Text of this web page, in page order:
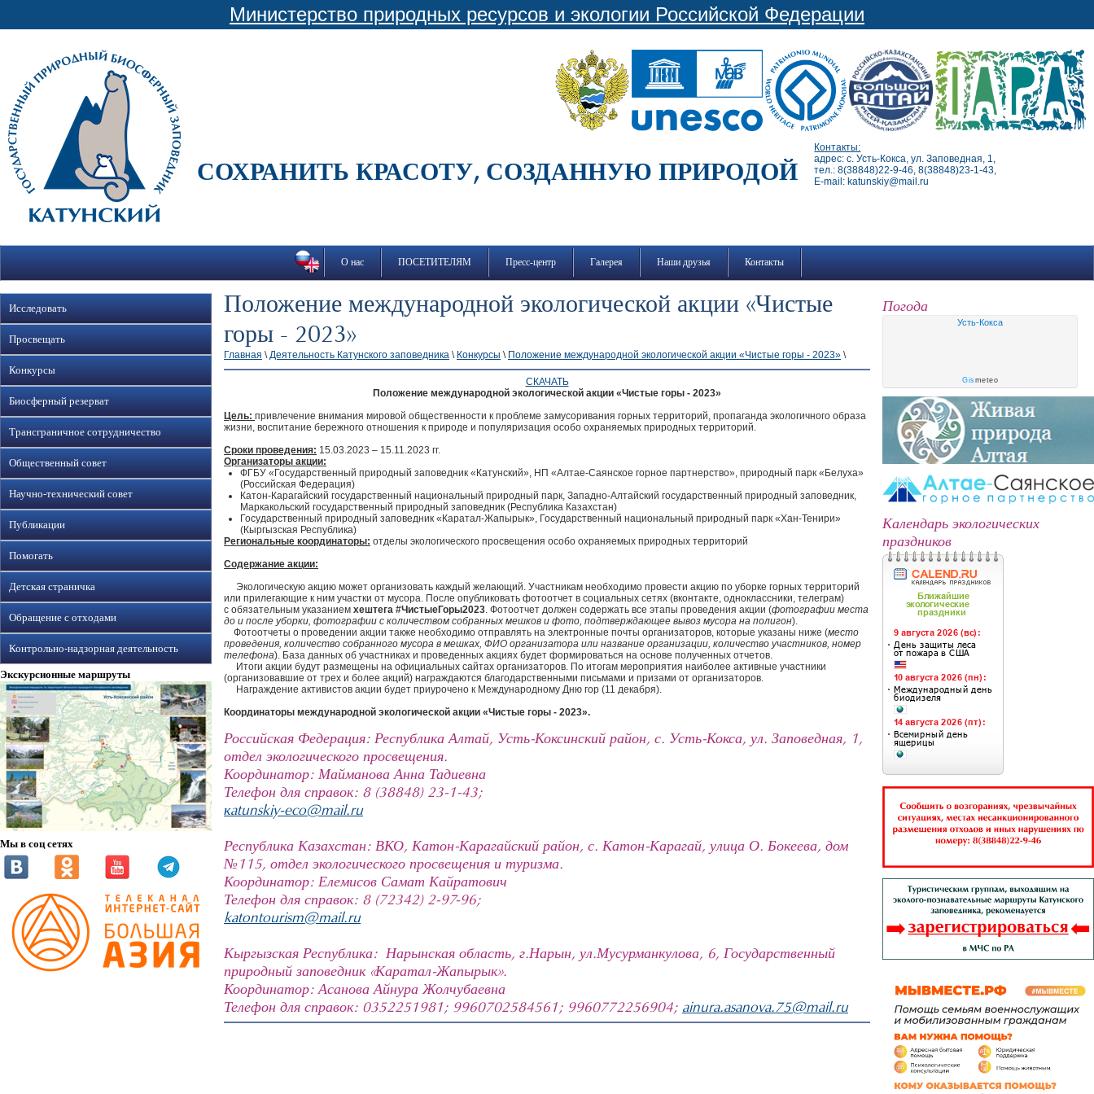
Министерство природных ресурсов и экологии Российской Федерации
СОХРАНИТЬ КРАСОТУ, СОЗДАННУЮ ПРИРОДОЙ
Контакты:
адрес: с. Усть-Кокса, ул. Заповедная, 1,
тел.: 8(38848)22-9-46, 8(38848)23-1-43,
E-mail: katunskiy@mail.ru
О нас ПОСЕТИТЕЛЯМ Пресс-центр Галерея Наши друзья Контакты
Погода
Усть-Кокса
Gismeteo
Календарь экологических
праздников
Исследовать
Просвещать
Конкурсы
Биосферный резерват
Трансграничное сотрудничество
Общественный совет
Научно-технический совет
Публикации
Помогать
Детская страничка
Обращение с отходами
Контрольно-надзорная деятельность
Экскурсионные маршруты
Мы в соц сетях
Положение международной экологической акции «Чистые
горы - 2023»
Главная \Деятельность Катунского заповедника \ Конкурсы \ Положение международной экологической акции «Чистые горы - 2023» \
СКАЧАТЬ
Положение международной экологической акции «Чистые горы - 2023»
Цель: привлечение внимания мировой общественности к проблеме замусоривания горных территорий, пропаганда экологичного образа
жизни, воспитание бережного отношения к природе и популяризация особо охраняемых природных территорий.
Сроки проведения: 15.03.2023 – 15.11.2023 гг.
Организаторы акции:
ФГБУ «Государственный природный заповедник «Катунский», НП «Алтае-Саянское горное партнерство», природный парк «Белуха»
(Российская Федерация)
Катон-Карагайский государственный национальный природный парк, Западно-Алтайский государственный природный заповедник,
Маркакольский государственный природный заповедник (Республика Казахстан)
Государственный природный заповедник «Каратал-Жапырык», Государственный национальный природный парк «Хан-Тенири»
(Кыргызская Республика)
Региональные координаторы: отделы экологического просвещения особо охраняемых природных территорий
Содержание акции:
Экологическую акцию может организовать каждый желающий. Участникам необходимо провести акцию по уборке горных территорий
или прилегающие к ним участки от мусора. После опубликовать фотоотчет в социальных сетях (вконтакте, одноклассники, телеграм)
с обязательным указанием хештега #ЧистыеГоры2023. Фотоотчет должен содержать все этапы проведения акции (фотографии места
до и после уборки, фотографии с количеством собранных мешков и фото, подтверждающее вывоз мусора на полигон).
Фотоотчеты о проведении акции также необходимо отправлять на электронные почты организаторов, которые указаны ниже (место
проведения, количество собранного мусора в мешках, ФИО организатора или название организации, количество участников, номер
телефона). База данных об участниках и проведенных акциях будет формироваться на основе полученных отчетов.
Итоги акции будут размещены на официальных сайтах организаторов. По итогам мероприятия наиболее активные участники
(организовавшие от трех и более акций) награждаются благодарственными письмами и призами от организаторов.
Награждение активистов акции будет приурочено к Международному Дню гор (11 декабря).
Координаторы международной экологической акции «Чистые горы - 2023».
Российская Федерация: Республика Алтай, Усть-Коксинский район, с. Усть-Кокса, ул. Заповедная, 1,
отдел экологического просвещения.
Координатор: Майманова Анна Тадиевна
Телефон для справок: 8 (38848) 23-1-43;
кatunskiy-eco@mail.ru
Республика Казахстан: ВКО, Катон-Карагайский район, с. Катон-Карагай, улица О. Бокеева, дом
№115, отдел экологического просвещения и туризма.
Координатор: Елемисов Самат Кайратович
Телефон для справок: 8 (72342) 2-97-96;
katontourism@mail.ru
Кыргызская Республика: Нарынская область, г.Нарын, ул.Мусурманкулова, 6, Государственный
природный заповедник «Каратал-Жапырык».
Координатор: Асанова Айнура Жолчубаевна
Телефон для справок: 0352251981; 9960702584561; 9960772256904; ainura.asanova.75@mail.ru